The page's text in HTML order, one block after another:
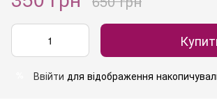
Ввійти для відображення